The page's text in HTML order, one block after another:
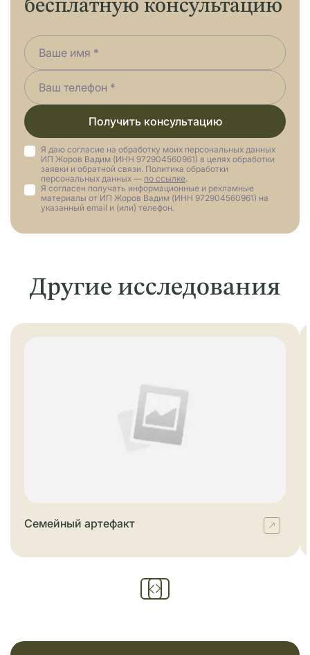
желании, ориентируясь на родословное древо, мы
биографию отдельных предков или обзор
конкретного периода семейной истории.
каком виде вы хотите получить ленту: в цифровой
формате или как эксклюзивное подарочное
издание. Перед началом проекта специалисты
подготавливают индивидуальную смету и
обсуждают все детали, чтобы итоговая работа
полностью соответствовала целям и
возможностям заказчика.
бесплатную консультацию
Я даю согласие на обработку моих персональных данных
ИП Жоров Вадим (ИНН 972904560961) в целях обработки
заявки и обратной связи. Политика обработки
персональных данных — по ссылке.
Я согласен получать информационные и рекламные
материалы от ИП Жоров Вадим (ИНН 972904560961) на
указанный email и (или) телефон.
Получить консультацию
Другие исследования
Семейный артефакт